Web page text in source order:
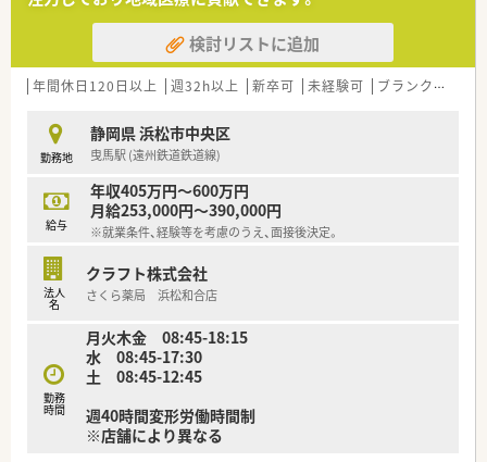
検討リストに追加
年間休日120日以上 週32h以上 新卒可 未経験可 ブランク可
勤務地
静岡県 浜松市中央区
曳馬駅 (遠州鉄道鉄道線)
給与
年収405万円～600万円
月給253,000円～390,000円
※就業条件、経験等を考慮のうえ、面接後決定。
法人
名
クラフト株式会社
さくら薬局 浜松和合店
勤務
時間
月火木金 08:45-18:15
水 08:45-17:30
土 08:45-12:45
週40時間変形労働時間制
※店舗により異なる